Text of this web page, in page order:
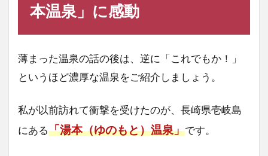
本温泉」に感動
薄まった温泉の話の後は、逆に「これでもか！」
というほど濃厚な温泉をご紹介しましょう。
私が以前訪れて衝撃を受けたのが、長崎県壱岐島
にある「湯本（ゆのもと）温泉」です。